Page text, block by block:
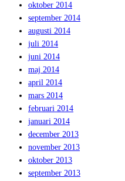
oktober 2014
september 2014
augusti 2014
juli 2014
juni 2014
maj 2014
april 2014
mars 2014
februari 2014
januari 2014
december 2013
november 2013
oktober 2013
september 2013